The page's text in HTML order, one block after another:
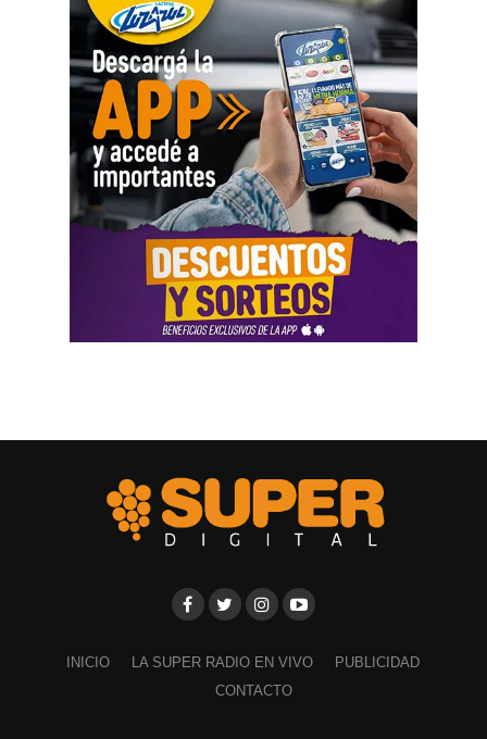
justo», afirmó.
Las líneas del CFI están destinadas a financiar
productivas, incorporar tecnología y reducir el impacto de
los eventos climáticos. Dentro de ese marco, la
colocación de malla antigranizo ocupa un lugar central
sol y el viento sobre la fruta, mejora su calidad comercial
INICIO LA SUPER RADIO EN VIVO
PUBLICIDAD
CONTACTO